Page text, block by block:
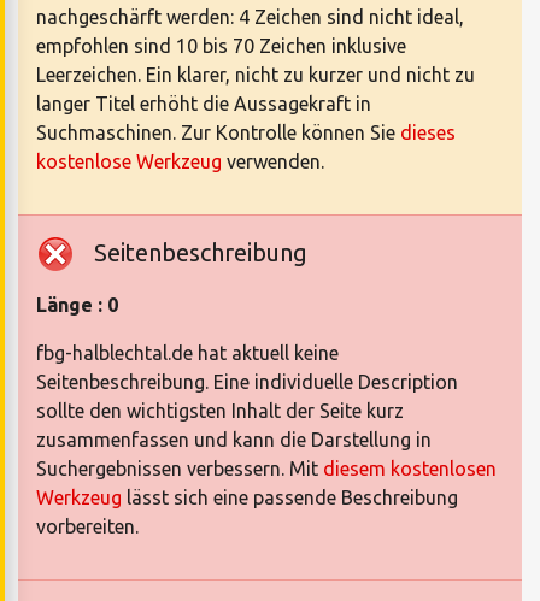
nachgeschärft werden: 4 Zeichen sind nicht ideal,
empfohlen sind 10 bis 70 Zeichen inklusive
Leerzeichen. Ein klarer, nicht zu kurzer und nicht zu
langer Titel erhöht die Aussagekraft in
Suchmaschinen. Zur Kontrolle können Sie dieses
kostenlose Werkzeug verwenden.
Seitenbeschreibung
Länge : 0
fbg-halblechtal.de hat aktuell keine
Seitenbeschreibung. Eine individuelle Description
sollte den wichtigsten Inhalt der Seite kurz
zusammenfassen und kann die Darstellung in
Suchergebnissen verbessern. Mit diesem kostenlosen
Werkzeug lässt sich eine passende Beschreibung
vorbereiten.